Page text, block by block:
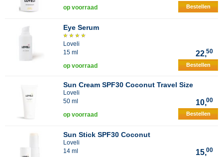
op voorraad Bestellen
Eye Serum
Loveli
15 ml
22,50
op voorraad Bestellen
Sun Cream SPF30 Coconut Travel Size
Loveli
50 ml
10,00
op voorraad Bestellen
Sun Stick SPF30 Coconut
Loveli
14 ml
15,00